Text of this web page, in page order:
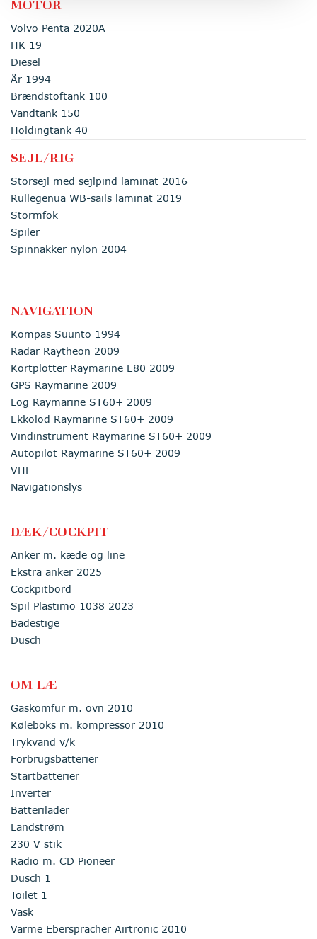
MOTOR
Volvo Penta 2020A
HK 19
Diesel
År 1994
Brændstoftank 100
Vandtank 150
Holdingtank 40
SEJL/RIG
Storsejl med sejlpind laminat 2016
Rullegenua WB-sails laminat 2019
Stormfok
Spiler
Spinnakker nylon 2004
NAVIGATION
Kompas Suunto 1994
Radar Raytheon 2009
Kortplotter Raymarine E80 2009
GPS Raymarine 2009
Log Raymarine ST60+ 2009
Ekkolod Raymarine ST60+ 2009
Vindinstrument Raymarine ST60+ 2009
Autopilot Raymarine ST60+ 2009
VHF
Navigationslys
DÆK/COCKPIT
Anker m. kæde og line
Ekstra anker 2025
Cockpitbord
Spil Plastimo 1038 2023
Badestige
Dusch
OM LÆ
Gaskomfur m. ovn 2010
Køleboks m. kompressor 2010
Trykvand v/k
Forbrugsbatterier
Startbatterier
Inverter
Batterilader
Landstrøm
230 V stik
Radio m. CD Pioneer
Dusch 1
Toilet 1
Vask
Varme Ebersprächer Airtronic 2010